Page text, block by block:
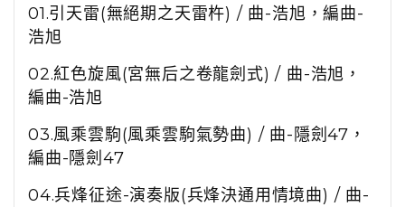
01.引天雷(無絕期之天雷杵) / 曲-浩旭，編曲-
浩旭
02.紅色旋風(宮無后之卷龍劍式) / 曲-浩旭，
編曲-浩旭
03.風乘雲駒(風乘雲駒氣勢曲) / 曲-隱劍47，
編曲-隱劍47
04.兵烽征途-演奏版(兵烽決通用情境曲) / 曲-